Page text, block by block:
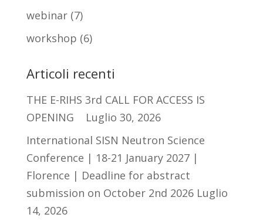
webinar(7)
workshop (6)
Articoli recenti
THE E-RIHS 3rd CALL FOR ACCESS IS
OPENING
Luglio 30, 2026
International SISN Neutron Science
Conference | 18-21 January 2027 |
Florence | Deadline for abstract
submission on October 2nd 2026 Luglio
14, 2026